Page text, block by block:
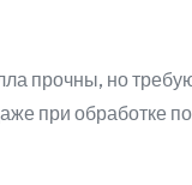
прочны, но
при обработке